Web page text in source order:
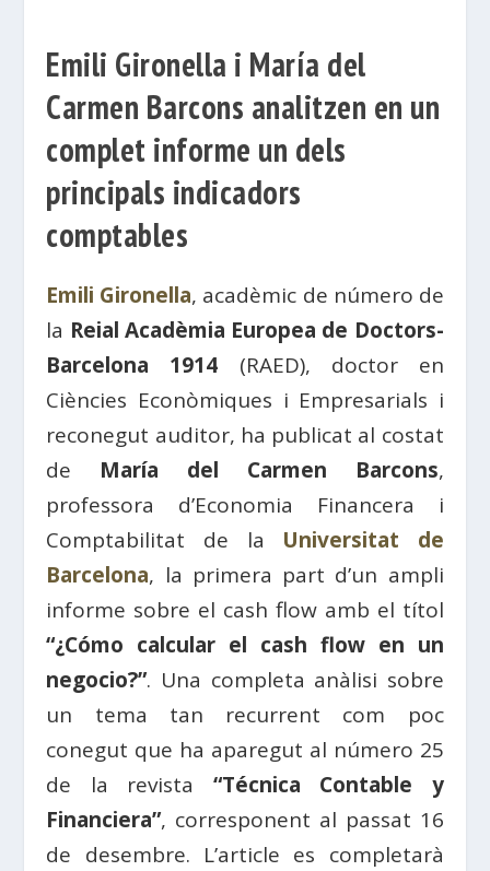
Emili Gironella i María del
Carmen Barcons analitzen en un
complet informe un dels
principals indicadors
comptables
Emili Gironella, acadèmic de número de
la Reial Acadèmia Europea de Doctors-
Barcelona 1914 (RAED), doctor en
Ciències Econòmiques i Empresarials i
reconegut auditor, ha publicat al costat
de María del Carmen Barcons,
professora d’Economia Financera i
Comptabilitat de la Universitat de
Barcelona, la primera part d’un ampli
informe sobre el cash flow amb el títol
“¿Cómo calcular el cash flow en un
negocio?”. Una completa anàlisi sobre
un tema tan recurrent com poc
conegut que ha aparegut al número 25
de la revista “Técnica Contable y
Financiera”, corresponent al passat 16
de desembre. L’article es completarà